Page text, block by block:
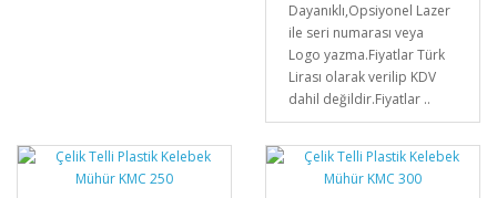
Dayanıklı,Opsiyonel Lazer
ile seri numarası veya
Logo yazma.Fiyatlar Türk
Lirası olarak verilip KDV
dahil değildir.Fiyatlar ..